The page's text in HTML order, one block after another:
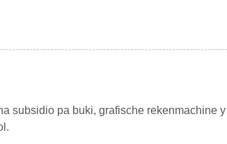
subsidio pa buki, grafische rekenmachine